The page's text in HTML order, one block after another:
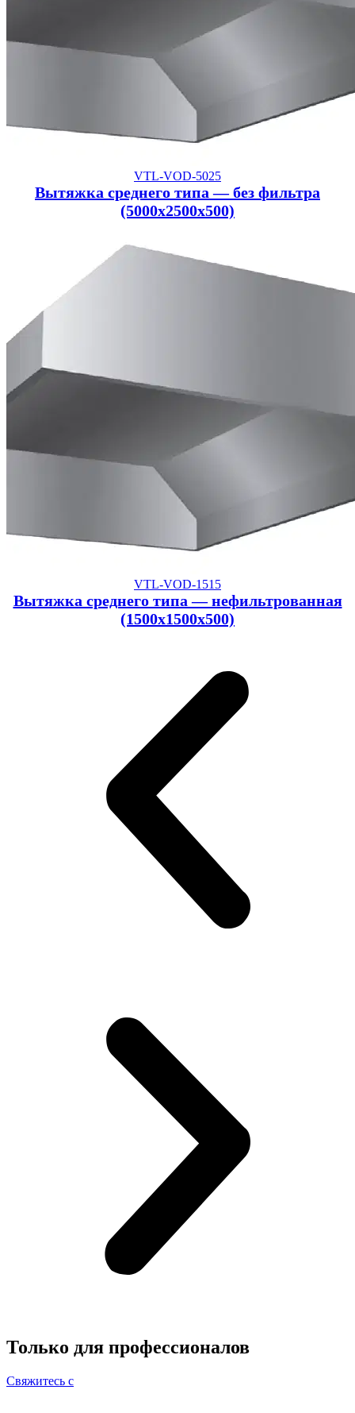
VTL-VOD-5025
Вытяжка среднего типа — без фильтра
(5000x2500x500)
VTL-VOD-1515
Вытяжка среднего типа — нефильтрованная
(1500x1500x500)
Только для профессионалов
Свяжитесь с